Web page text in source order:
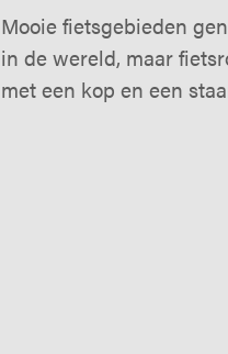
Mooie fietsgebieden
in de wereld, maar
met een kop en een